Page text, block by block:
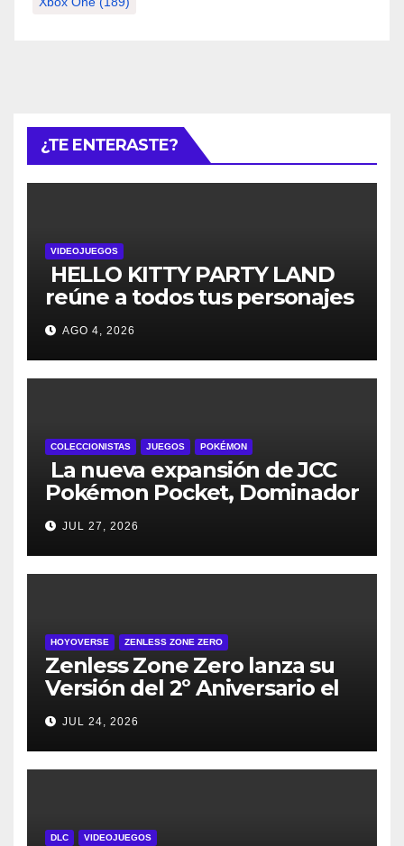
¿TE ENTERASTE?
VIDEOJUEGOS
HELLO KITTY PARTY LAND
reúne a todos tus personajes
favoritos en un solo lugar; ya
están disponibles las
preventas digitales
AGO 4, 2026
COLECCIONISTAS JUEGOS POKÉMON
La nueva expansión de JCC
Pokémon Pocket, Dominador
de los Cielos, se lanza el 29
de julio
JUL 27, 2026
HOYOVERSE ZENLESS ZONE ZERO
Zenless Zone Zero lanza su
Versión del 2º Aniversario el
29 de julio – con regalos para
todos los jugadores y nuevos
personajes
JUL 24, 2026
DLC VIDEOJUEGOS